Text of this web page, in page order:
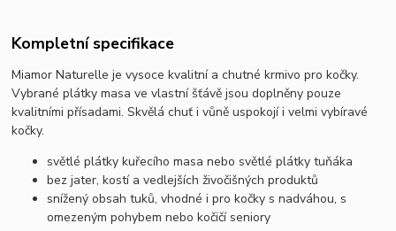
Kompletní specifikace
Miamor Naturelle je vysoce kvalitní a chutné krmivo pro kočky.
Vybrané plátky masa ve vlastní šťávě jsou doplněny pouze
kvalitními přísadami. Skvělá chuť i vůně uspokojí i velmi vybíravé
kočky.
světlé plátky kuřecího masa nebo světlé plátky tuňáka
bez jater, kostí a vedlejších živočišných produktů
snížený obsah tuků, vhodné i pro kočky s nadváhou, s
omezeným pohybem nebo kočičí seniory